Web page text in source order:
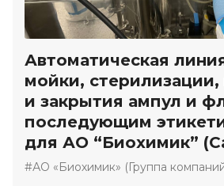
Автоматическая
мойки, стерилизации,
и закрытия ампул и
последующим
для АО “Биохимик”
#АО «Биохимик» (Группа